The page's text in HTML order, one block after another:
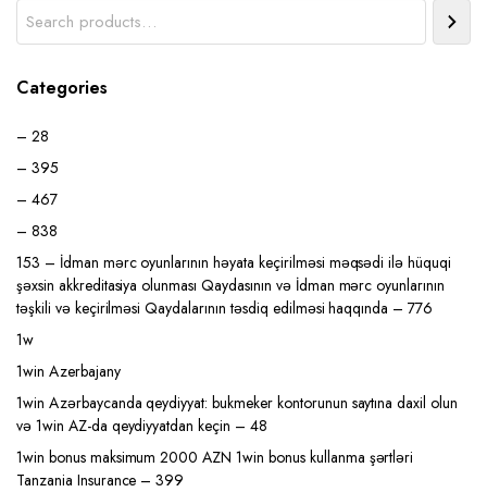
Categories
– 28
– 395
– 467
– 838
153 – İdman mərc oyunlarının həyata keçirilməsi məqsədi ilə hüquqi
şəxsin akkreditasiya olunması Qaydasının və İdman mərc oyunlarının
təşkili və keçirilməsi Qaydalarının təsdiq edilməsi haqqında – 776
1w
1win Azerbajany
1win Azərbaycanda qeydiyyat: bukmeker kontorunun saytına daxil olun
və 1win AZ-da qeydiyyatdan keçin – 48
1win bonus maksimum 2000 AZN 1win bonus kullanma şərtləri
Tanzania Insurance – 399